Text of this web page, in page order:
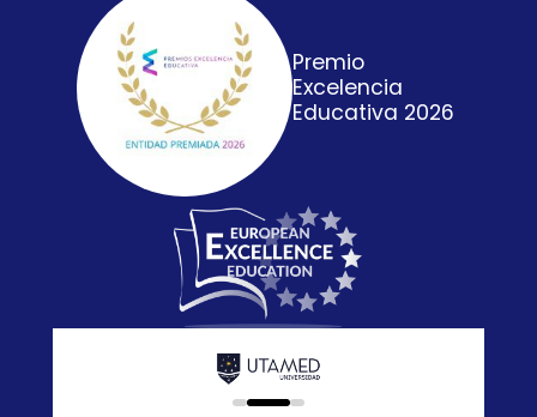
Premio
Excelencia
Educativa 2026
0 1 2